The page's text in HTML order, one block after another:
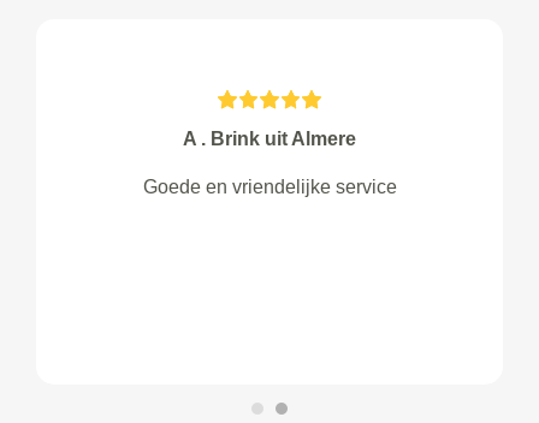
A . Brink uit Almere
Goede en vriendelijke service